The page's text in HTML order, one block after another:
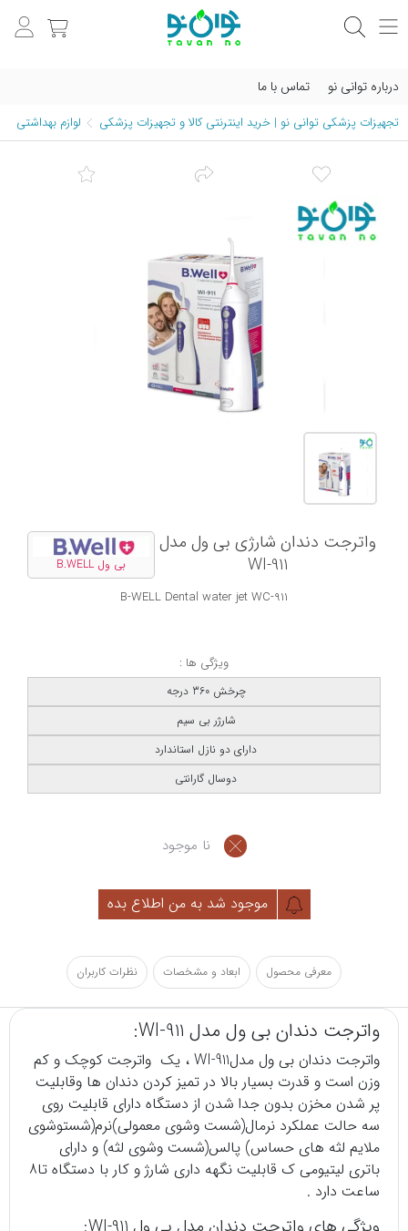
درباره توانی نو تماس با ما
تجهیزات پزشکی توانی نو | خرید اینترنتی کالا و تجهیزات پزشکی لوازم بهداشتی
بی ول B.WELL
واترجت دندان شارژی بی ول مدل
WI-911
B-WELL Dental water jet WC-911
ویژگی ها :
چرخش 360 درجه
شارژر بی سیم
دارای دو نازل استاندارد
دوسال گارانتی
نا موجود
موجود شد به من اطلاع بده
معرفی محصول ابعاد و مشخصات نظرات کاربران
واترجت دندان بی ول مدل WI-911:
واترجت
دندان بی ول مدلWI-911 ، یک واترجت کوچک و کم
وزن است و قدرت بسیار بالا در تمیز کردن دندان ها وقابلیت
پر شدن مخزن بدون جدا شدن از دستگاه دارای قابلیت روی
سه حالت عملکرد نرمال(شست وشوی معمولی)نرم(شستوشوی
ملایم لثه های حساس) پالس(شست وشوی لثه) و دارای
باتری لیتیومی ک قابلیت نگهه داری شارژ و کار با دستگاه تا8
ساعت دارد .